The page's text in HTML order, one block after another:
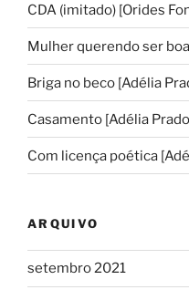
CDA (imitado) [Orides
Mulher querendo ser
Briga no beco [Adélia
Casamento [Adélia
Com licença poética
ARQUIVO
setembro 2021